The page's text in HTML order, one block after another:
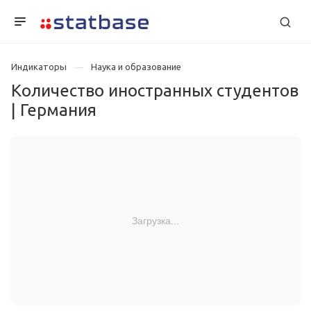
Индикаторы Наука и образование
Количество иностранных студентов
| Германия
Загрузка...